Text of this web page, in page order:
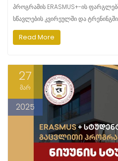
პროგრამის ERASMUS+-ის
სწავლების კვირეულში და
Read More
27
მარ
2025